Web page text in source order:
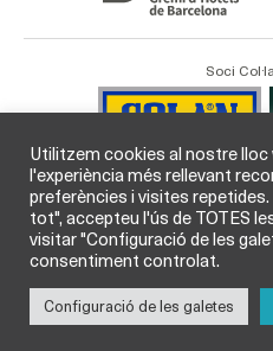
Soci
Utilitzem cookies al nostre
l'experiència més rellevant
preferències i visites
tot", accepteu l'ús de TOTES
visitar "Configuració de les
consentiment controlat.
Configuració de les galetes